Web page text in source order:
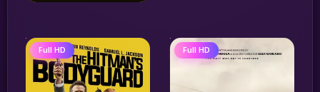
Full HD Full HD